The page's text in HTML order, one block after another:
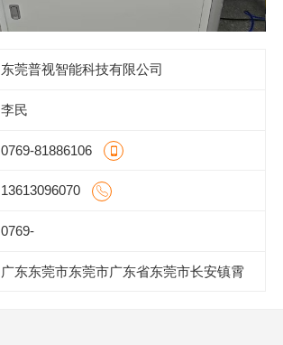
东莞普视智能科技有限公司
李民
0769-81886106
13613096070
0769-
广东东莞市东莞市广东省东莞市长安镇霄